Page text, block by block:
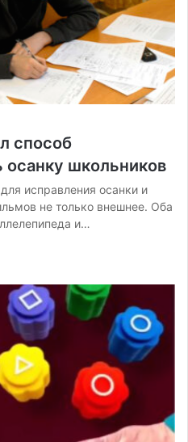
способ
осанку школьников
исправления осанки и
не только внешнее. Оба
и…